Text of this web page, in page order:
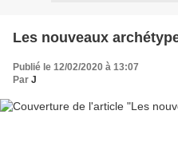
Les nouveaux
Publié le 12/02/2020 à 13:07
Par J